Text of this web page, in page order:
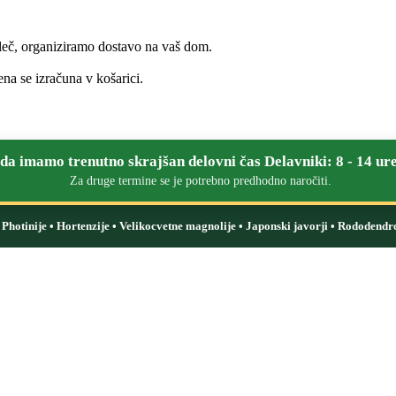
organiziramo dostavo na vaš dom.
se izračuna v košarici.
imamo trenutno skrajšan delovni čas Delavniki: 8 - 14
Za druge termine se je potrebno predhodno naročiti.
• Hortenzije • Velikocvetne magnolije • Japonski javorji •